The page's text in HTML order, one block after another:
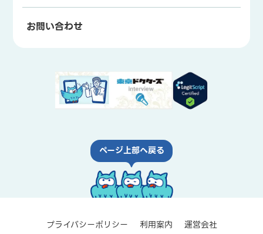
お問い合わせ
ページ上部へ戻る
プライバシーポリシー 利用案内 運営会社